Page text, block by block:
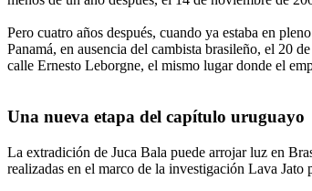
Pero cuatro años después, cuando ya estaba en
Panamá, en ausencia del cambista brasileño, el 20
calle Ernesto Leborgne, el mismo lugar donde el
Una nueva etapa del capítulo uruguayo
La extradición de Juca Bala puede arrojar luz en
realizadas en el marco de la investigación Lava